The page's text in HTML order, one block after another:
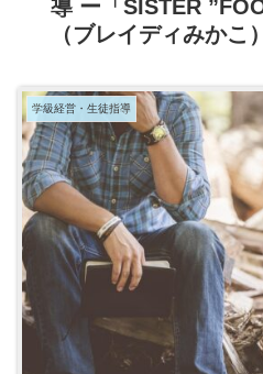
導 ー「SISTER
（ブレイディみかこ
学級経営・生徒指導